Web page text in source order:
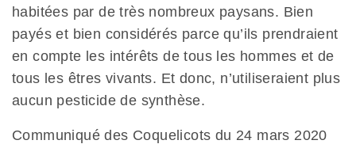
habitées par de très nombreux paysans. Bien
payés et bien considérés parce qu’ils prendraient
en compte les intérêts de tous les hommes et de
tous les êtres vivants. Et donc, n’utiliseraient plus
aucun pesticide de synthèse.
Communiqué des Coquelicots du 24 mars 2020